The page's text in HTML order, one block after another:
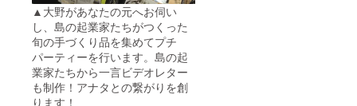
▲大野があなたの元へお伺い
し、島の起業家たちがつくった
旬の手づくり品を集めてプチ
パーティーを行います。島の起
業家たちから一言ビデオレター
も制作！アナタとの繋がりを創
ります！